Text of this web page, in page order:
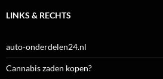
LINKS & RECHTS
auto-onderdelen24.nl
Cannabis zaden kopen?